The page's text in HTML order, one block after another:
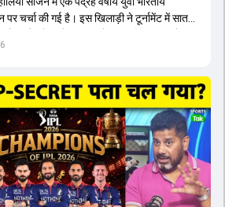
पर चर्चा की गई है। इस खिलाड़ी ने टूर्नामेंट में सात
कैप और मोस्ट वैल्युएबल प्लेयर का खिताब अपने नाम
है कि ऑस्ट्रेलियाई टीम के वर्तमान कप्तान और
शुरुआत में लोगों को इस खिलाड़ी के प्रदर्शन पर
को एक बेहतरीन बल्लेबाज साबित कर दिया है जो
की क्षमता रखता है। वहीं, इंग्लैंड के पूर्व कप्तान
टीम के अलावा इस सीजन की सबसे बड़ी बात इस
है, जिसे देखने के लिए स्टेडियम में भारी भीड़ उमड़ती
इस युवा खिलाड़ी को श्रीलंका में होने वाली
ए टीम में भी शामिल कर लिया गया है।